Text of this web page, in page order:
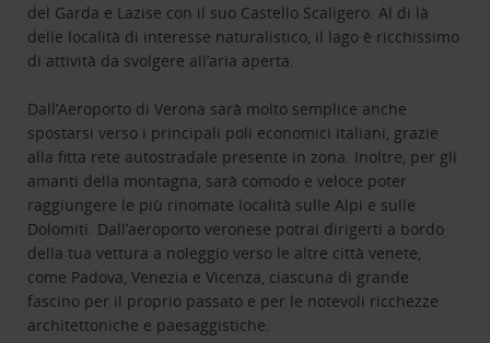
del Garda e Lazise con il suo Castello Scaligero. Al di là
delle località di interesse naturalistico, il lago è ricchissimo
di attività da svolgere all’aria aperta.
Dall’Aeroporto di Verona sarà molto semplice anche
spostarsi verso i principali poli economici italiani, grazie
alla fitta rete autostradale presente in zona. Inoltre, per gli
amanti della montagna, sarà comodo e veloce poter
raggiungere le più rinomate località sulle Alpi e sulle
Dolomiti. Dall’aeroporto veronese potrai dirigerti a bordo
della tua vettura a noleggio verso le altre città venete,
come Padova, Venezia e Vicenza, ciascuna di grande
fascino per il proprio passato e per le notevoli ricchezze
architettoniche e paesaggistiche.